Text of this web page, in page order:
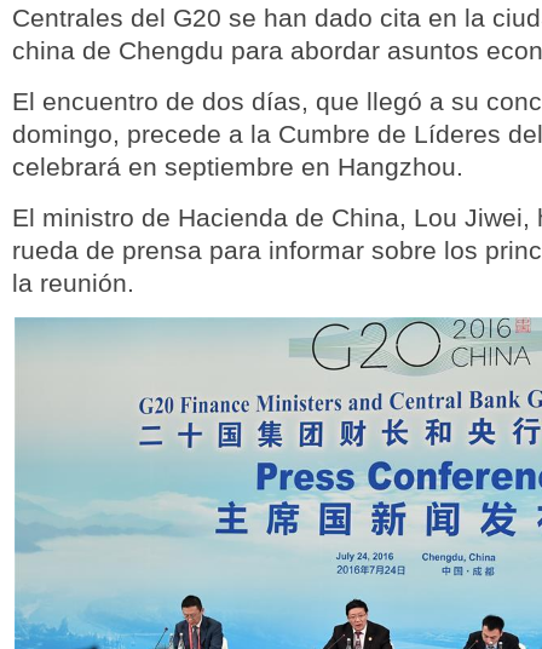
Centrales del G20 se han dado cita en la
china de Chengdu para abordar asuntos
El encuentro de dos días, que llegó a su
domingo, precede a la Cumbre de Líderes
celebrará en septiembre en Hangzhou.
El ministro de Hacienda de China, Lou Jiwei,
rueda de prensa para informar sobre los
la reunión.